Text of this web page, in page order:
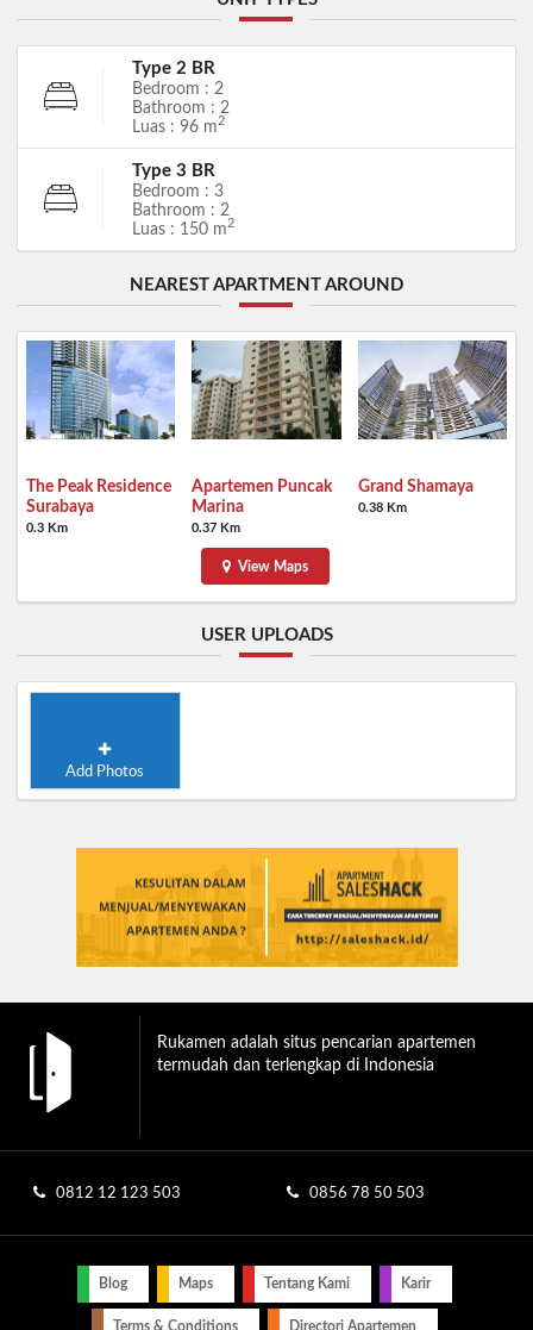
Type 2 BR
Bedroom : 2
Bathroom : 2
Luas : 96 m2
Type 3 BR
Bedroom : 3
Bathroom : 2
Luas : 150 m2
NEAREST APARTMENT AROUND
The Peak Residence
Surabaya
0.3 Km
Apartemen Puncak
Marina
0.37 Km
Grand Shamaya
0.38 Km
View Maps
USER UPLOADS
Add Photos
Rukamen adalah situs pencarian apartemen
termudah dan terlengkap di Indonesia
0812 12 123 503 0856 78 50 503
Blog Maps Tentang Kami Karir
Terms & Conditions Directori Apartemen